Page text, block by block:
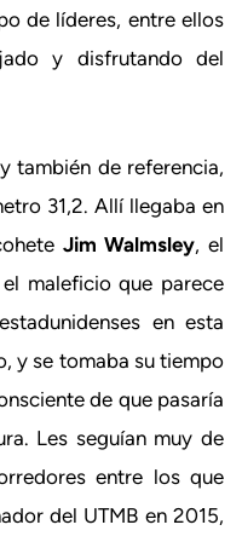
de líderes, entre ellos
y disfrutando del
también de referencia,
31,2. Allí llegaba en
Jim Walmsley, el
maleficio que parece
en esta
y se tomaba su tiempo
de que pasaría
Les seguían muy de
entre los que
del UTMB en 2015,